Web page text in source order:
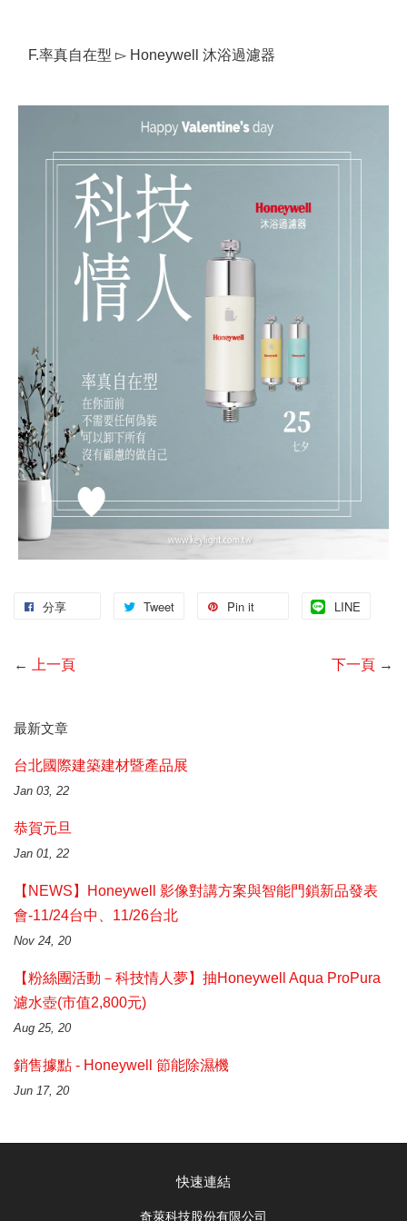
F.率真自在型 ▻ Honeywell 沐浴過濾器
分享 Tweet Pin it LINE
← 上一頁 下一頁 →
最新文章
台北國際建築建材暨產品展
Jan 03, 22
恭賀元旦
Jan 01, 22
【NEWS】Honeywell 影像對講方案與智能門鎖新品發表
會-11/24台中、11/26台北
Nov 24, 20
【粉絲團活動－科技情人夢】抽Honeywell Aqua ProPura
濾水壺(市值2,800元)
Aug 25, 20
銷售據點 - Honeywell 節能除濕機
Jun 17, 20
快速連結
奇萊科技股份有限公司